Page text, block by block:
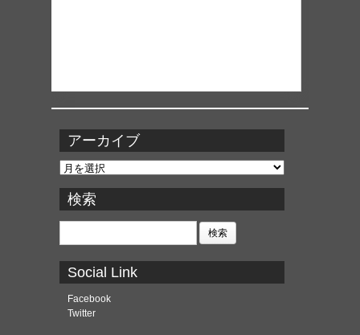
アーカイブ
ア
カ
イ
ブ
検索
検
Social Link
Facebook
Twitter